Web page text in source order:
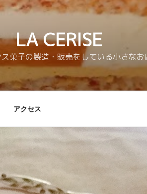
CERISE
菓子の製造・販売をしている小さなお
アクセス